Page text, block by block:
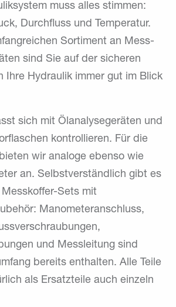
muss alles stimmen:
Durchfluss und Temperatur.
Sortiment an Mess-
sind Sie auf der sicheren
Ihre Hydraulik immer gut im Blick
sich mit Ölanalysegeräten und
kontrollieren. Für die
wir analoge ebenso wie
an. Selbstverständlich gibt es
Sets mit
Manometeranschluss,
und Messleitung sind
bereits enthalten. Alle Teile
als Ersatzteile auch einzeln